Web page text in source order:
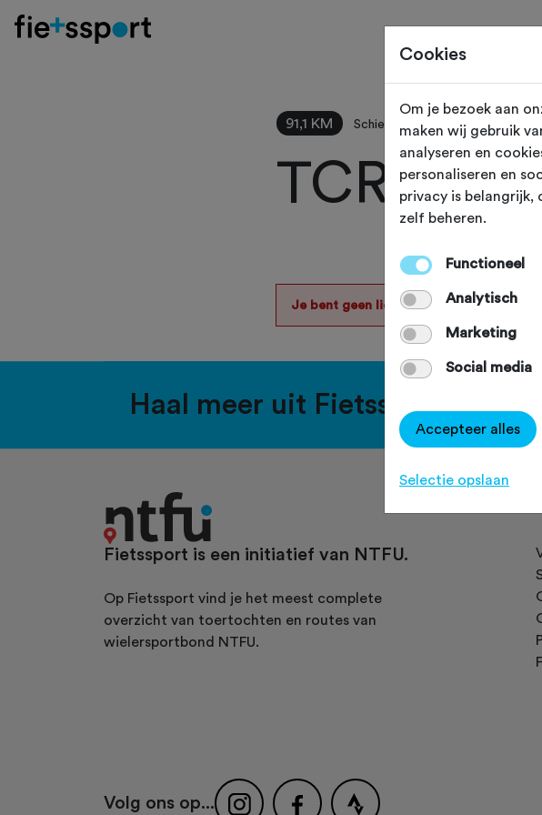
91,1 KM Schiedam (Zuid Holland)
TCR
Je bent geen lid van deze club.
Haal meer uit Fietssport en ga
Fietssport is een initiatief van NTFU.
Op Fietssport vind je het meest complete
overzicht van toertochten en routes van
wielersportbond NTFU.
Volg ons op...
Cookies
Om je bezoek aan
maken wij gebruik
analyseren en
personaliseren en
privacy is belangrijk,
zelf beheren.
Functioneel
Analytisch
Marketing
Social media
Accepteer alles
Selectie opslaan